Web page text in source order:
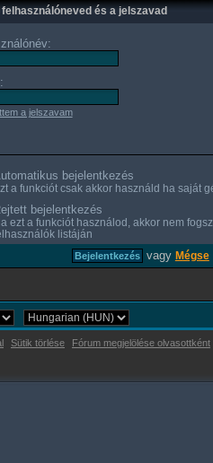
és a jelszavad
a jelszavam
bejelentkezés
a funkciót csak akkor használd ha saját
bejelentkezés
ezt a funkciót használod, akkor nem
listáján
vagy Mégse
Sütik törlése Fórum megjelölése olvasottként